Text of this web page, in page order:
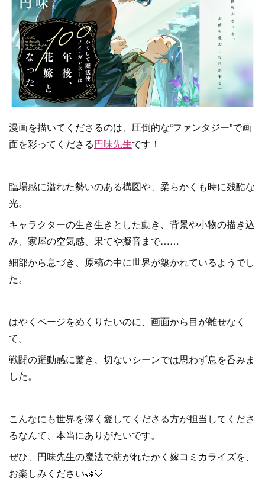
漫画を描いてくださるのは、圧倒的な“ファンタジー”で画
面を彩ってくださる円味先生です！
臨場感に溢れた勢いのある構図や、柔らかくも時に残酷な
光。
キャラクターの生き生きとした動き、背景や小物の描き込
み、家屋の空気感、果てや擬音まで……
細部から息づき、原稿の中に世界が築かれているようでし
た。
はやくページをめくりたいのに、画面から目が離せなく
て。
戦闘の躍動感に驚き、切ないシーンでは思わず息を呑みま
した。
こんなにも世界を深く愛してくださる方が担当してくださ
るなんて、本当にありがたいです。
ぜひ、円味先生の魔法で紡がれたかく嫁コミカライズを、
お楽しみください🤝🤍